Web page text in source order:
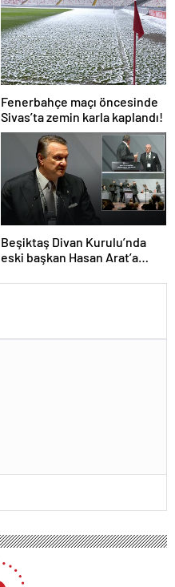
Fenerbahçe maçı öncesinde
Sivas’ta zemin karla kaplandı!
Beşiktaş Divan Kurulu’nda
eski başkan Hasan Arat’a
ertelendi